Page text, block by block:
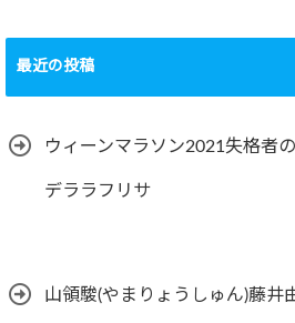
最近の投稿
ウィーンマラソン2021失格者
デララフリサ
山領駿(やまりょうしゅん)藤井